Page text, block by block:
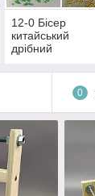
12-0 Бісер
китайський
дрібний
0